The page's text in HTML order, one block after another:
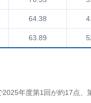
64.38
63.89
年度第1回が約17点